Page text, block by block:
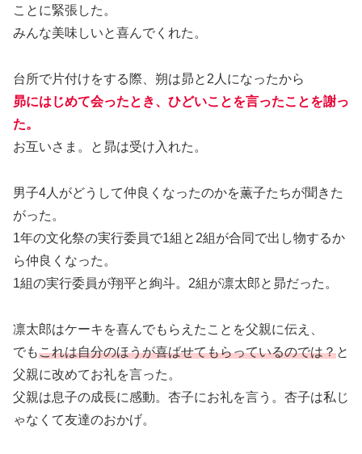
ことに緊張した。
みんな美味しいと喜んでくれた。
台所で片付けをする際、朔は昴と2人になったから
昴にはじめて会ったとき、ひどいことを言ったことを謝っ
た。
お互いさま。と昴は受け入れた。
男子4人がどうして仲良くなったのかを薫子たちが聞きた
がった。
1年の文化祭の実行委員で1組と2組が合同で出し物するか
ら仲良くなった。
1組の実行委員が翔平と絢斗。2組が凛太郎と昴だった。
凛太郎はケーキを喜んでもらえたことを父親に伝え、
でもこれは自分のほうが喜ばせてもらっているのでは？と
父親に改めてお礼を言った。
父親は息子の成長に感動。杏子にお礼を言う。杏子は私じ
ゃなくて友達のおかげ。